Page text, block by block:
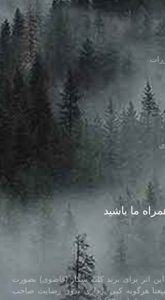
ما باشید
اثر برای برند کلبه شکار (قاضوی) بصورت
هرگونه کپی برداری بدون رضایت صاحب